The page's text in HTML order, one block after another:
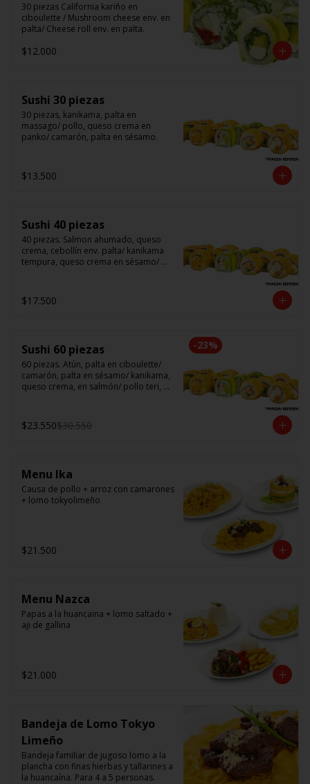
30 piezas California kariño en
ciboulette / Mushroom cheese env. en
palta/ Cheese roll env. en palta.
$12.000
Sushi 30 piezas
30 piezas, kanikama, palta en
massago/ pollo, queso crema en
panko/ camarón, palta en sésamo.
$13.500
Sushi 40 piezas
40 piezas. Salmon ahumado, queso
crema, cebollín env. palta/ kanikama
tempura, queso crema en sésamo/
$17.500
-23%
Sushi 60 piezas
60 piezas. Atún, palta en ciboulette/
camarón, palta en sésamo/ kanikama,
queso crema, en salmón/ pollo teri,
panko/ camarón, queso crema, en
panko.
$23.550$30.550
Menu Ika
Causa de pollo + arroz con camarones
+ lomo tokyolimeño
$21.500
Menu Nazca
Papas a la huancaina + lomo saltado +
aji de gallina
$21.000
Bandeja de Lomo Tokyo
Limeño
Bandeja familiar de jugoso lomo a la
plancha con finas hierbas y tallarines a
la huancaína. Para 4 a 5 personas.